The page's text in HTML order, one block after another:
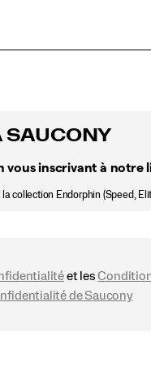
SAUCONY
inscrivant à notre
collection Endorphin (Speed,
et les
de Saucony